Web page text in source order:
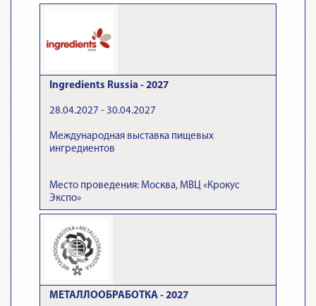
Ingredients Russia - 2027
28.04.2027 - 30.04.2027
Международная выставка пищевых
ингредиентов
Место проведения: Москва, МВЦ «Крокус
Экспо»
МЕТАЛЛООБРАБОТКА - 2027